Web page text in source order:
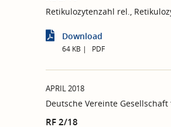
Retikulozytenzahl rel.,
Download
64 KB PDF
APRIL 2018
Deutsche Vereinte
RF 2/18